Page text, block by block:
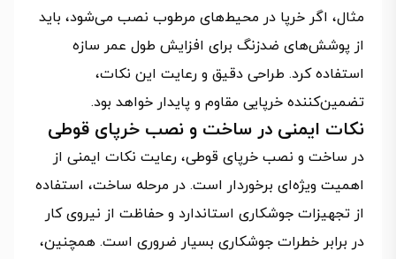
مثال، اگر خرپا در محیط‌های مرطوب نصب می‌شود، باید
از پوشش‌های ضدزنگ برای افزایش طول عمر سازه
استفاده کرد. طراحی دقیق و رعایت این نکات،
تضمین‌کننده خرپایی مقاوم و پایدار خواهد بود.
نکات ایمنی در ساخت و نصب خرپای قوطی
در ساخت و نصب خرپای قوطی، رعایت نکات ایمنی از
اهمیت ویژه‌ای برخوردار است. در مرحله ساخت، استفاده
از تجهیزات جوشکاری استاندارد و حفاظت از نیروی کار
در برابر خطرات جوشکاری بسیار ضروری است. همچنین،